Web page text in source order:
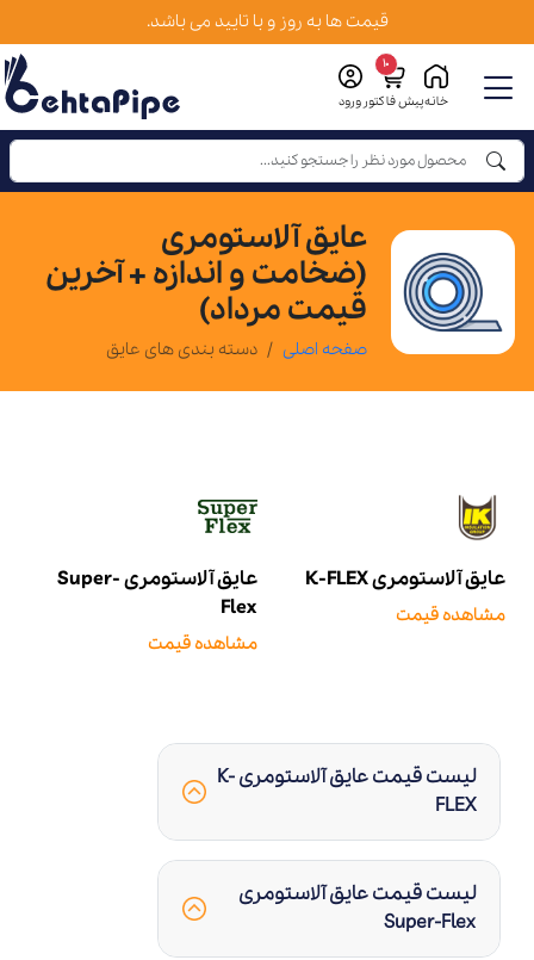
قیمت ها به روز و با تایید می باشد.
خانهپیش فاکتورورود
عایق آلاستومری
(ضخامت و اندازه + آخرین
قیمت مرداد)
صفحه اصلی دسته بندی های عایق
عایق آلاستومری K-FLEX
مشاهده قیمت
عایق آلاستومری Super-
Flex
مشاهده قیمت
لیست قیمت عایق آلاستومری K-
FLEX
لیست قیمت عایق آلاستومری
Super-Flex